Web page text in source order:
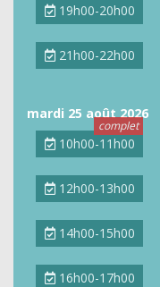
19h00-20h00
21h00-22h00
mardi 25 août 2026
10h00-11h00
12h00-13h00
14h00-15h00
16h00-17h00